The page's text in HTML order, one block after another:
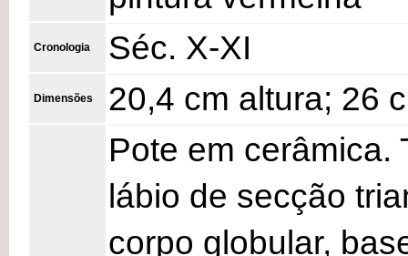
Cronologia Séc. X-XI
Dimensões 20,4 cm altura; 26
Pote em cerâmica.
lábio de secção
corpo globular,